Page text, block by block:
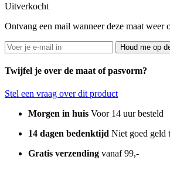
Uitverkocht
Ontvang een mail wanneer deze maat weer
Houd me op
Twijfel je over de maat of pasvorm?
Stel een vraag over dit product
Morgen in huis Voor 14 uur besteld
14 dagen bedenktijd Niet goed geld
Gratis verzending vanaf 99,-